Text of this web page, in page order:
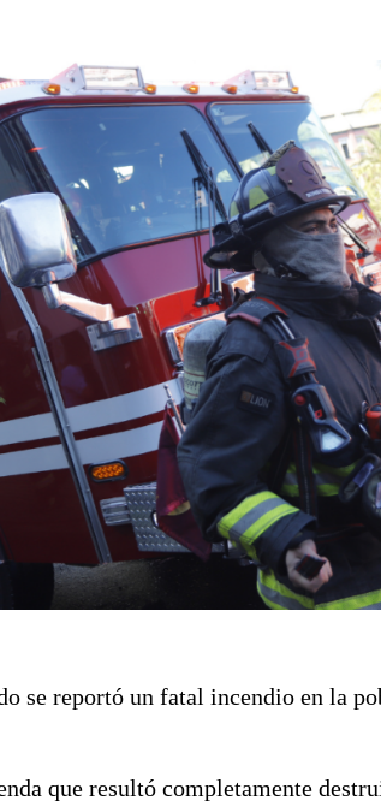
se reportó un fatal incendio en la
que resultó completamente